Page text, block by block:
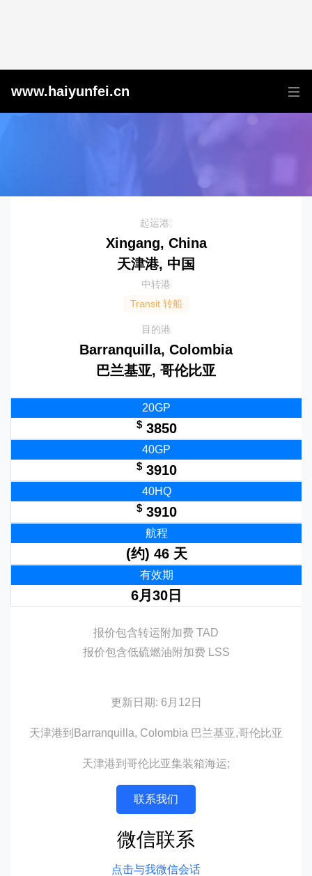
www.haiyunfei.cn
起运港:
Xingang, China
天津港, 中国
中转港
Transit 转船
目的港
Barranquilla, Colombia
巴兰基亚, 哥伦比亚
20GP
$3850
40GP
$3910
40HQ
$3910
航程
(约) 46 天
有效期
6月30日
报价包含转运附加费 TAD
报价包含低硫燃油附加费 LSS
更新日期: 6月12日
天津港到Barranquilla, Colombia 巴兰基亚,哥伦比亚
天津港到哥伦比亚集装箱海运;
联系我们
微信联系
点击与我微信会话